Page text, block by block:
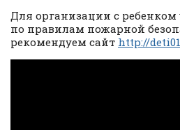
Для организации с ребенком
по правилам пожарной
рекомендуем сайт http://